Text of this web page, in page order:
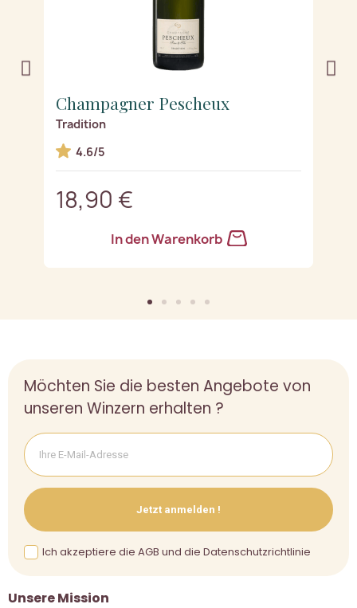
Champagner Pescheux
Tradition
4.6/5
18,90 €
In den Warenkorb
Unsere Mission
Möchten Sie die besten Angebote von
unseren Winzern erhalten ?
Jetzt anmelden !
Ich akzeptiere die AGB und die Datenschutzrichtlinie